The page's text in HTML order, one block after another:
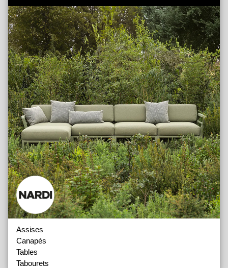
Assises
Canapés
Tables
Tabourets